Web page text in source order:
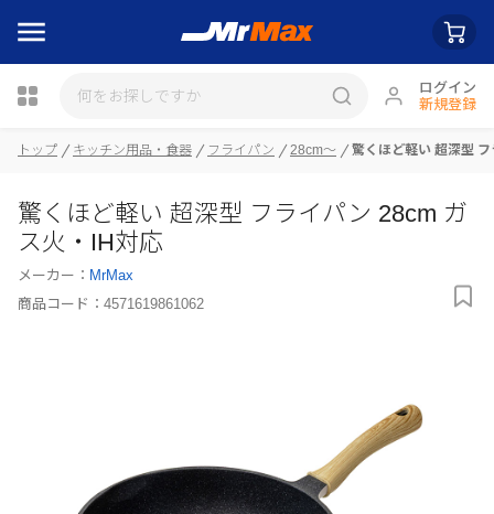
ログイン
新規登録
瓶詰
トップ キッチン用品・食器 フライパン 28cm～ 驚くほど軽い 超深型
驚くほど軽い 超深型 フライパン 28cm ガ
ス火・IH対応
メーカー： MrMax
商品コード： 4571619861062